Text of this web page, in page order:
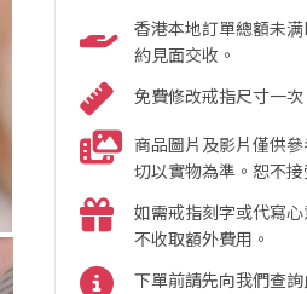
香港本地訂單總額未
約見面交收。
免費修改戒指尺寸一次
商品圖片及影片僅供
切以實物為準。恕不
如需戒指刻字或代寫
不收取額外費用。
下單前請先向我們查